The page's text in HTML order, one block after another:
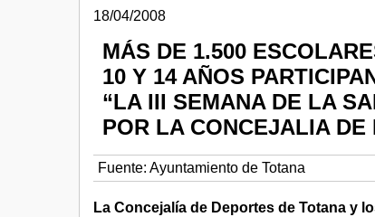
18/04/2008
MÁS DE 1.500
10 Y 14 AÑOS
“LA III SEMANA DE LA
POR LA CONCEJALIA
Fuente: Ayuntamiento de Totana
La Concejalía de Deportes de Totana y